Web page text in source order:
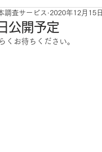
公開予定
調査サービス 2020年12月15日
くお待ちください。